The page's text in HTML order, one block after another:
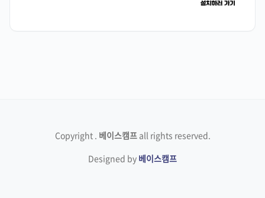
Copyright 베이스캠프all rights reserved.
Designed by 베이스캠프